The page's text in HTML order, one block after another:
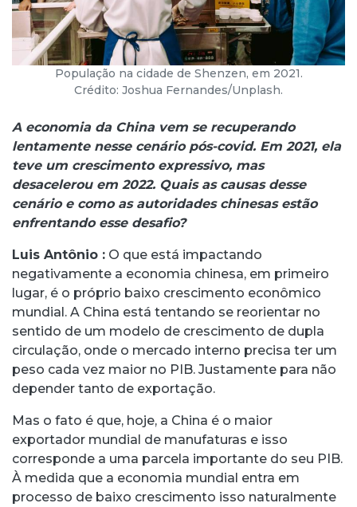
População na cidade de Shenzen, em 2021.
Crédito: Joshua Fernandes/Unplash.
A economia da China vem se recuperando
lentamente nesse cenário pós-covid. Em 2021, ela
teve um crescimento expressivo, mas
desacelerou em 2022. Quais as causas desse
cenário e como as autoridades chinesas estão
enfrentando esse desafio?
Luis Antônio : O que está impactando
negativamente a economia chinesa, em primeiro
lugar, é o próprio baixo crescimento econômico
mundial. A China está tentando se reorientar no
sentido de um modelo de crescimento de dupla
circulação, onde o mercado interno precisa ter um
peso cada vez maior no PIB. Justamente para não
depender tanto de exportação.
Mas o fato é que, hoje, a China é o maior
exportador mundial de manufaturas e isso
corresponde a uma parcela importante do seu PIB.
À medida que a economia mundial entra em
processo de baixo crescimento isso naturalmente